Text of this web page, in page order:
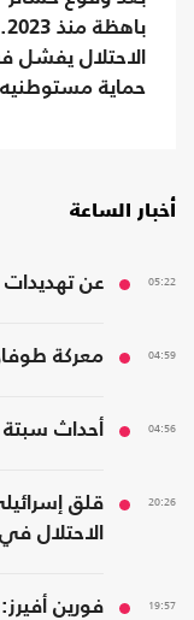
الاحتلال يفشل
حماية
أخبار الساعة
05:22 عن تهديدات
04:59 معركة
04:56 أحداث
20:26
قلق
الاحتلال
19:57
فورين